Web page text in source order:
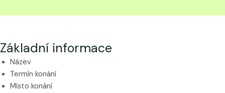
Základní informace
Název
Termín konání
Místo konání